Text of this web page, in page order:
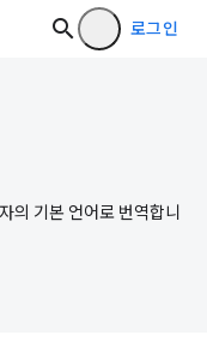
로그인
의 기본 언어로 번역합니